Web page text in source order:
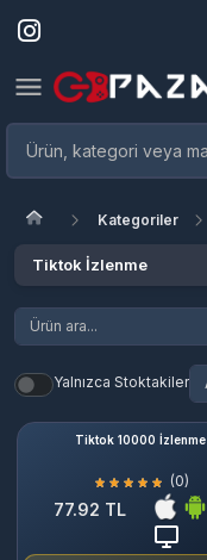
Kategoriler
Tiktok İzlenme
Yalnızca Stoktakiler
Tiktok 10000 İzlenme
(0)
77.92 TL